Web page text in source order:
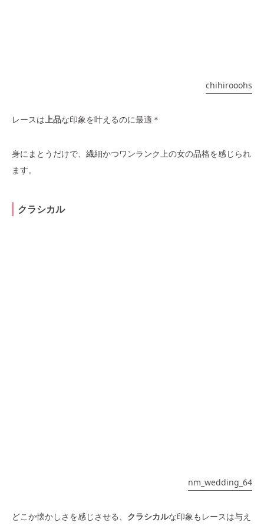
chihirooohs
レースは 上品な印象を叶えるのに最適＊
身にまとうだけで、繊細かつワンランク上の女の品格を感じられ
ます。
クラシカル
nm_wedding_64
どこか懐かしさを感じさせる、 クラシカルな印象もレースは与え